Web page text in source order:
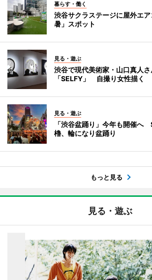
暮らす・働く
渋谷サクラステージに屋外エ
暑」スポット
見る・遊ぶ
渋谷で現代美術家・山口真人
「SELFY」 自撮り女性描く
見る・遊ぶ
「渋谷盆踊り」今年も開催へ
櫓、輪になり盆踊り
もっと見る
見る・遊ぶ